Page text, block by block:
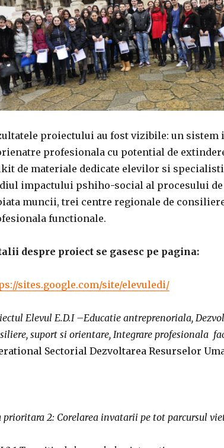
proiectului au fost vizibile: un sistem
profesionala cu potential de
de materiale dedicate elevilor si
impactului pshiho-social al procesului
muncii, trei centre regionale de
functionale.
despre proiect se gasesc pe pagina:
sites.google.com/site/elevuledi/
Elevul E.D.I –Educatie antreprenoriala,
suport si orientare, Integrare profesionala
Sectorial Dezvoltarea Resurselor
prioritara 2: Corelarea invatarii pe tot parcursul